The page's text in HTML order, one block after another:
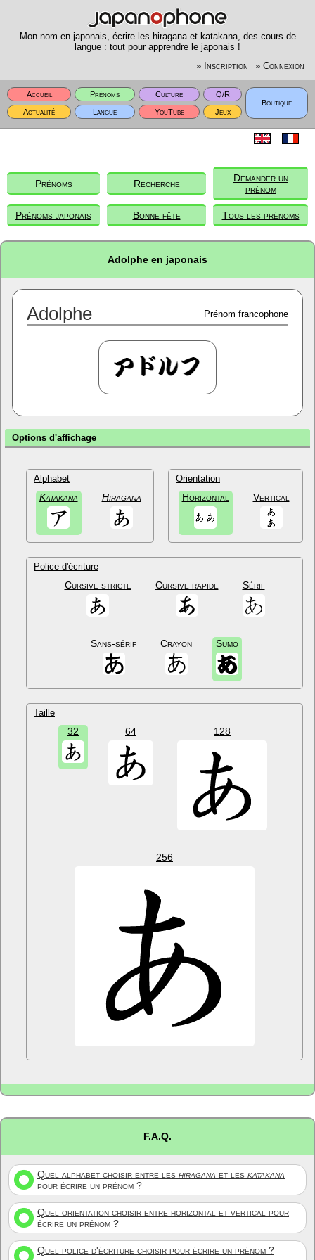
Mon nom en japonais, écrire les hiragana et katakana, des cours de
langue : tout pour apprendre le japonais !
» Inscription » Connexion
Accueil Prénoms Culture
Q/R
Boutique
Actualité
Langue YouTube Jeux
Prénoms Recherche
Demander un
prénom
Prénoms japonais Bonne fête Tous les prénoms
Adolphe en japonais
Adolphe Prénom francophone
Options d'affichage
Alphabet
Katakana Hiragana
Orientation
Horizontal Vertical
Police d'écriture
Cursive stricte Cursive rapide Sérif
Sans-sérif Crayon Sumo
Taille
32 64 128
256
F.A.Q.
Quel alphabet choisir entre les hiragana et les katakana
pour écrire un prénom ?
Quel orientation choisir entre horizontal et vertical pour
écrire un prénom ?
Quel police d'écriture choisir pour écrire un prénom ?